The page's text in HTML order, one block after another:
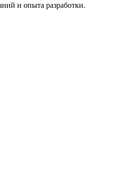
и опыта разработки.